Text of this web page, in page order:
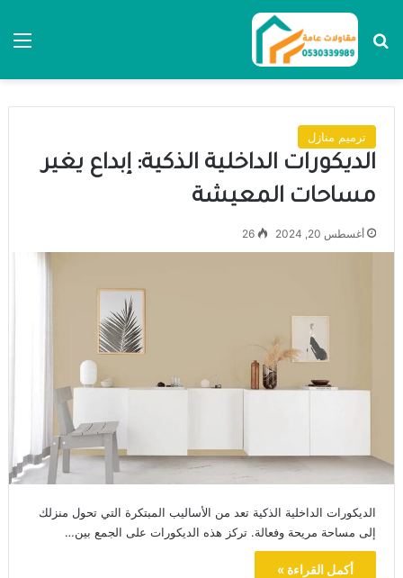
بحث عن
ترميم منازل
الديكورات الداخلية الذكية: إبداع يغير
مساحات المعيشة
أغسطس 20, 2024 26
الديكورات الداخلية الذكية تعد من الأساليب المبتكرة التي تحول منزلك
إلى مساحة مريحة وفعالة. تركز هذه الديكورات على الجمع بين…
أكمل القراءة »